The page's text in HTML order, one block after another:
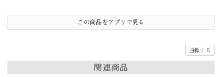
この商品をアプリで見る
通報する
関連商品